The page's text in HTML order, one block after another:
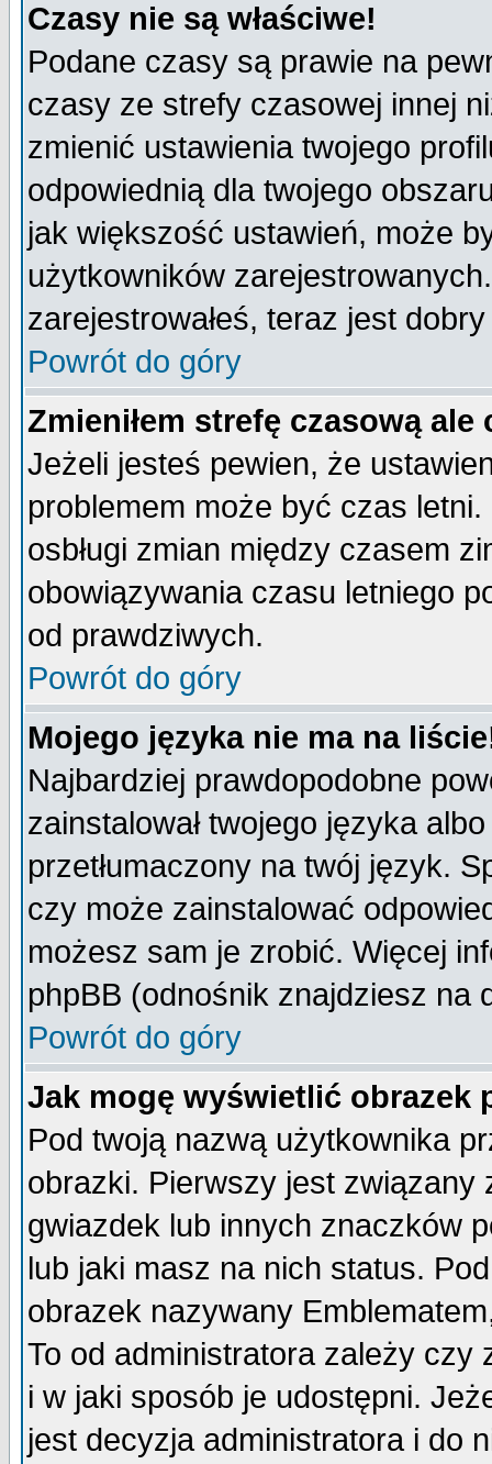
Czasy nie są właściwe!
Podane czasy są prawie na
czasy ze strefy czasowej innej
zmienić ustawienia twojego
odpowiednią dla twojego
jak większość ustawień, może
użytkowników
zarejestrowałeś, teraz jest
Powrót do góry
Zmieniłem strefę czasową
Jeżeli jesteś pewien, że
problemem może być czas
osbługi zmian między czasem
obowiązywania czasu letniego
od prawdziwych.
Powrót do góry
Mojego języka nie ma na
Najbardziej prawdopodobne
zainstalował twojego języka
przetłumaczony na twój język.
czy może zainstalować
możesz sam je zrobić. Więcej
phpBB (odnośnik znajdziesz na
Powrót do góry
Jak mogę wyświetlić obrazek
Pod twoją nazwą użytkownika
obrazki. Pierwszy jest
gwiazdek lub innych znaczków
lub jaki masz na nich status.
obrazek nazywany
To od administratora zależy czy
i w jaki sposób je udostępni.
jest decyzja administratora i do